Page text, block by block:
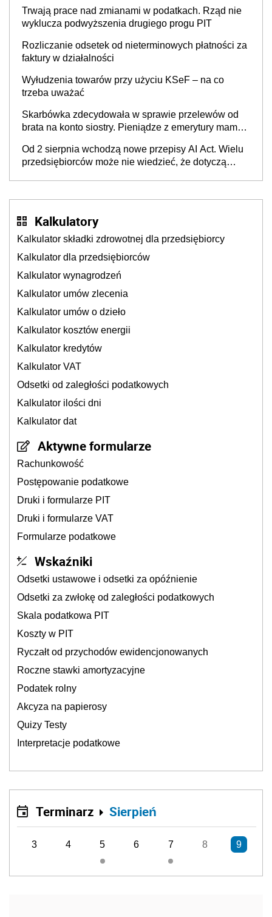
Trwają prace nad zmianami w podatkach. Rząd nie
wyklucza podwyższenia drugiego progu PIT
Rozliczanie odsetek od nieterminowych płatności za
faktury w działalności
Wyłudzenia towarów przy użyciu KSeF – na co
trzeba uważać
Skarbówka zdecydowała w sprawie przelewów od
brata na konto siostry. Pieniądze z emerytury mamy
będzie
Od 2 sierpnia wchodzą nowe przepisy AI Act. Wielu
przedsiębiorców może nie wiedzieć, że dotyczą
Kalkulatory
Kalkulator składki zdrowotnej dla przedsiębiorcy
Kalkulator dla przedsiębiorców
Kalkulator wynagrodzeń
Kalkulator umów zlecenia
Kalkulator umów o dzieło
Kalkulator kosztów energii
Kalkulator kredytów
Kalkulator VAT
Odsetki od zaległości podatkowych
Kalkulator ilości dni
Kalkulator dat
Aktywne formularze
Rachunkowość
Postępowanie podatkowe
Druki i formularze PIT
Druki i formularze VAT
Formularze podatkowe
Wskaźniki
Odsetki ustawowe i odsetki za opóźnienie
Odsetki za zwłokę od zaległości podatkowych
Skala podatkowa PIT
Koszty w PIT
Ryczałt od przychodów ewidencjonowanych
Roczne stawki amortyzacyjne
Podatek rolny
Akcyza na papierosy
Quizy Testy
Interpretacje podatkowe
Terminarz Sierpień
3 4 5 6 7 8 9